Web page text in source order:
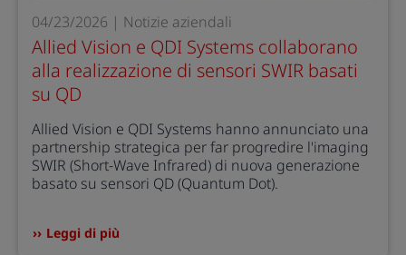
04/23/2026 | Notizie aziendali
Allied Vision e QDI Systems collaborano
alla realizzazione di sensori SWIR basati
su QD
Allied Vision e QDI Systems hanno annunciato una
partnership strategica per far progredire l'imaging
SWIR (Short-Wave Infrared) di nuova generazione
basato su sensori QD (Quantum Dot).
Leggi di più